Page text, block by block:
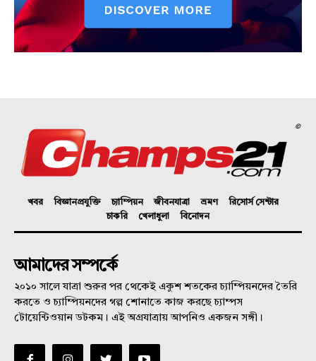
©
খবর বিজ্ঞানপ্রযুক্তি চ্যাম্পিয়ন জীবনযাত্রা ভ্রমণ
রিসোর্স সেন্টার
চাকরি
খেলাধুলা বিনোদন
আমাদের সম্পর্কে
২০১০ সালে যাত্রা শুরুর পর থেকেই একুশ শতকের চ্যাম্পিয়নদের তৈরি
করতে ও চ্যাম্পিয়নদের গল্প শোনাতে কাজ করছে চ্যাম্পস
টোয়েন্টিওয়ান ডটকম। এই অগ্রযাত্রায় আপনিও একজন সঙ্গী।